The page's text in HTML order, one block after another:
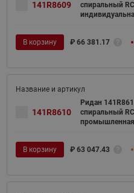
141R8609
спиральный
В корзину ₽ 66 381.17
141R8610
Ридан
спиральный
промышленная
В корзину ₽ 63 047.43